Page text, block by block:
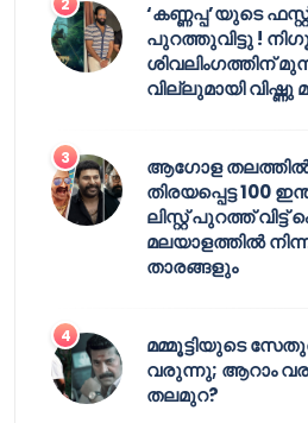
‘കണ്ണപ്പ’യുടെ
പുറത്തുവിട്ടു !
ശിവലിംഗത്തിന്
വില്ലുമായി
ആഗോള
തിരയപ്പെട്ട 100
ലിസ്റ്റ് പുറത്ത്
മലയാളത്തിൽ
താരങ്ങളും
മമ്മൂട്ടിയുടെ
വരുന്നു; ആറാം
തലമുറ?